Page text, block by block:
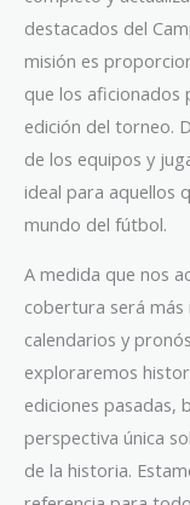
destacados del
misión es
que los aficionados
edición del torneo.
de los equipos y
ideal para aquellos
mundo del fútbol.
A medida que nos
cobertura será más
calendarios y
exploraremos
ediciones pasadas,
perspectiva única
de la historia.